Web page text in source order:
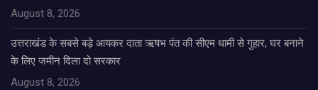
August 8, 2026
उत्तराखंड के सबसे बड़े आयकर दाता ऋषभ पंत की सीएम धामी से गुहार, घर बनाने
के लिए जमीन दिला दो सरकार
August 8, 2026